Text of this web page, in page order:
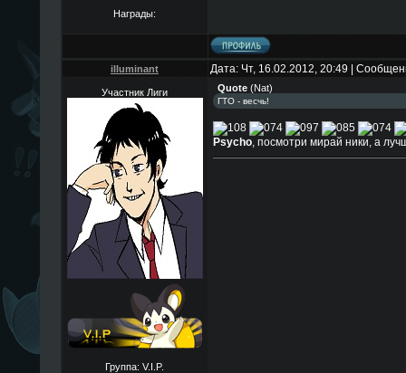
Награды:
illuminant Дата: Чт, 16.02.2012, 20:49 |
Участник Лиги
Группа: V.I.P.
Quote(Nat)
ГТО - весчь!
Psycho, посмотри мирай ники, а